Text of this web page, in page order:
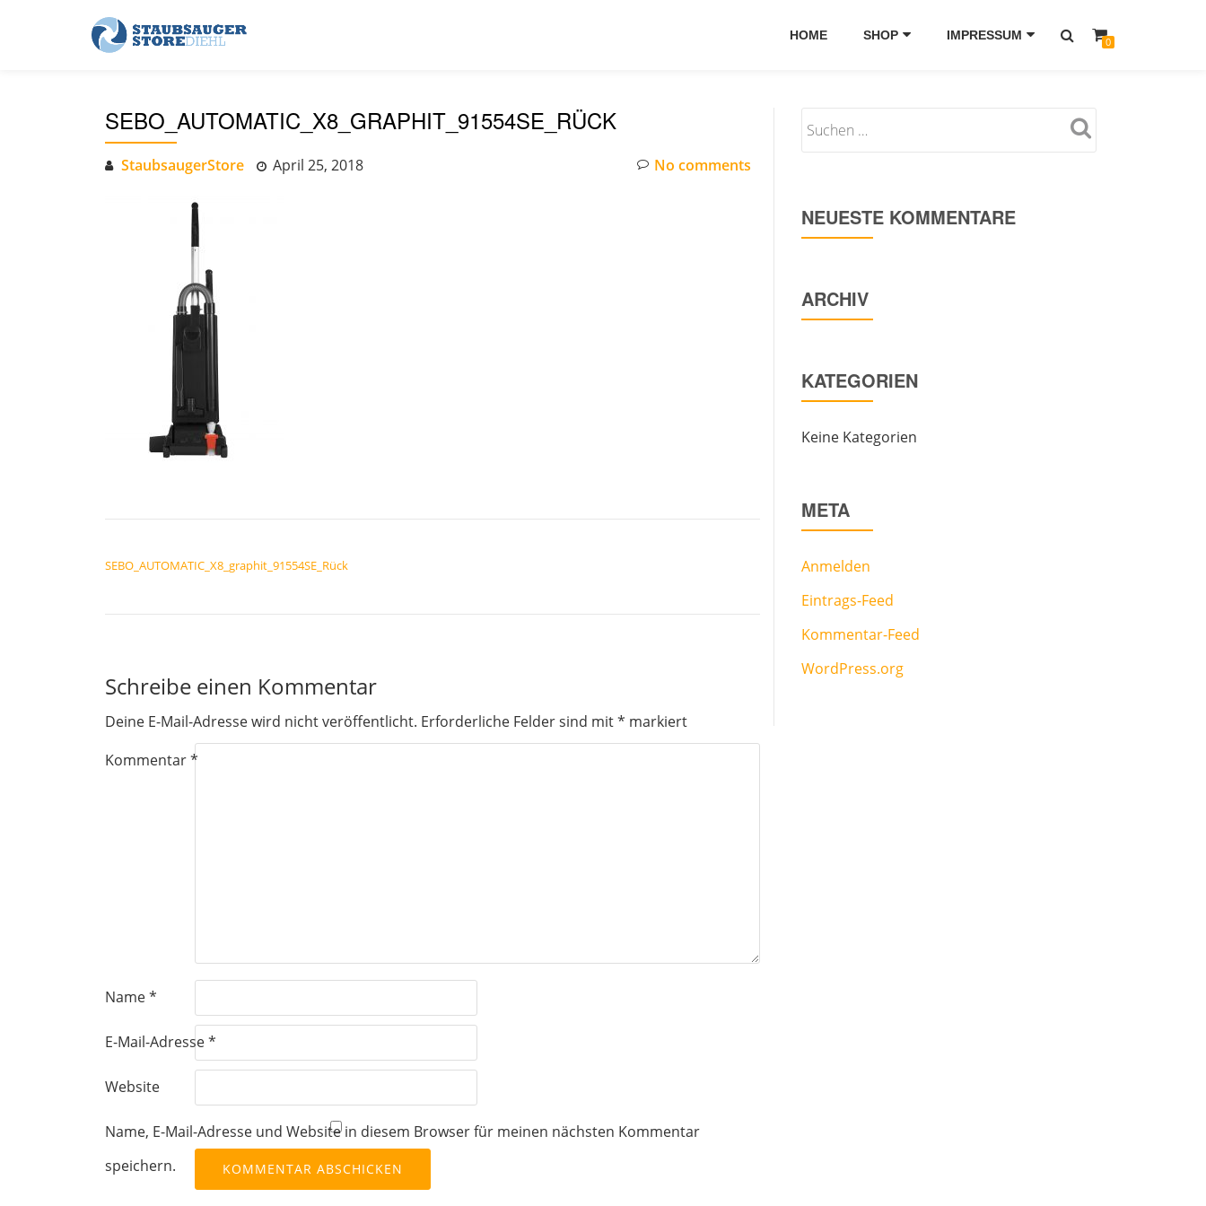
HOME SHOP IMPRESSUM 0
SEBO_AUTOMATIC_X8_GRAPHIT_91554SE_RÜCK
StaubsaugerStore April 25, 2018 No comments
SEBO_AUTOMATIC_X8_graphit_91554SE_Rück
Schreibe einen Kommentar
Deine E-Mail-Adresse wird nicht veröffentlicht. Erforderliche Felder sind mit* markiert
Kommentar*
Name*
E-Mail-Adresse*
Website
Name, E-Mail-Adresse und Website in diesem Browser für meinen nächsten Kommentar
speichern.
NEUESTE KOMMENTARE
ARCHIV
KATEGORIEN
Keine Kategorien
META
Anmelden
Eintrags-Feed
Kommentar-Feed
WordPress.org